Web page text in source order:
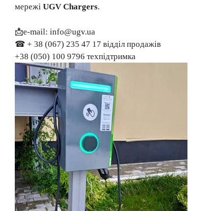
мережі UGV Chargers.
📩е-mail: info@ugv.ua
☎ + 38 (067) 235 47 17 відділ продажів
+38 (050) 100 9796 техпідтримка